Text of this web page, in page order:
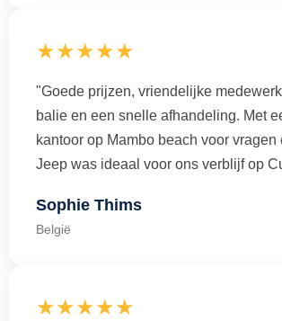
★★★★★
"Goede prijzen, vriendelijke
balie en een snelle afhandeling. Met
kantoor op Mambo beach voor vragen
Jeep was ideaal voor ons verblijf op
Sophie Thims
België
★★★★★